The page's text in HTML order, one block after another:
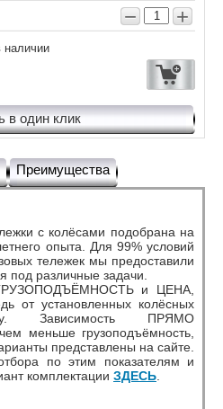
− +
наличии
в один клик
Преимущества
с колёсами подобрана на
опыта. Для 99% условий
тележек мы предоставили
под различные задачи.
и ЦЕНА,
от установленных колёсных
Зависимость ПРЯМО
меньше грузоподъёмность,
представлены на сайте.
по этим показателям и
комплектации ЗДЕСЬ